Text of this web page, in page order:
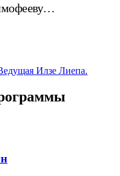
Илзе Лиепа.